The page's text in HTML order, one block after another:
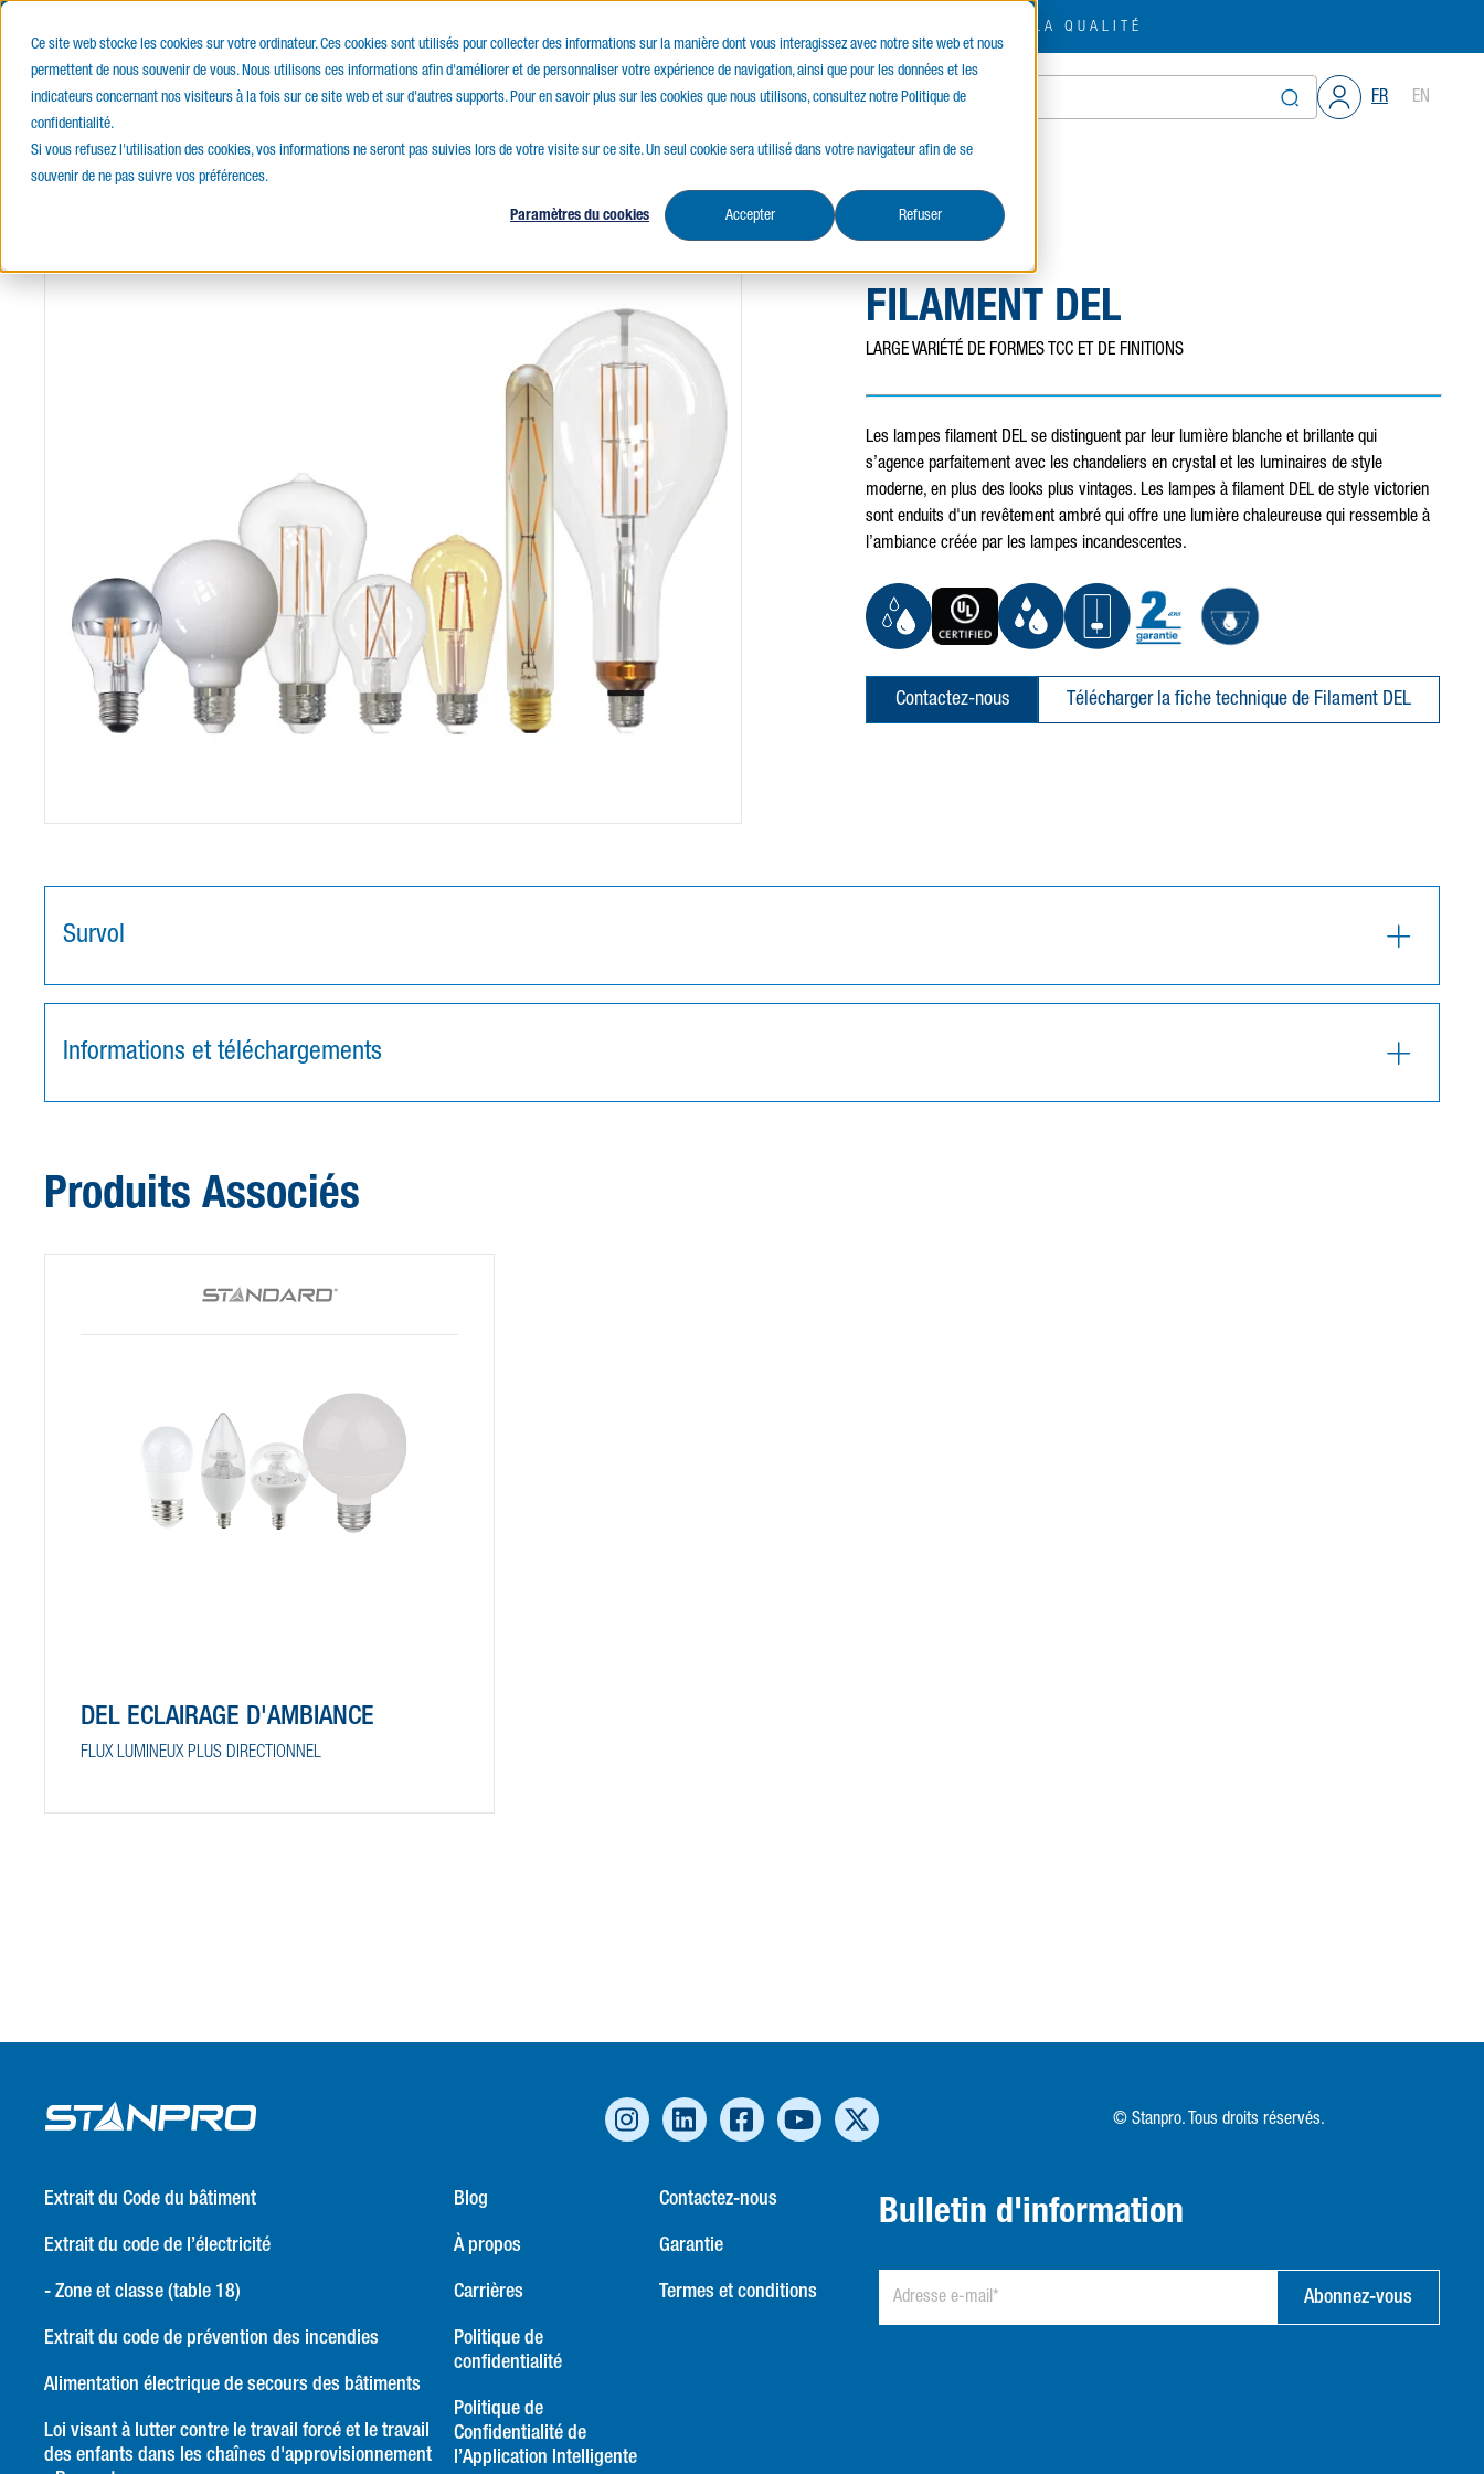
Ce site web stocke les cookies sur votre ordinateur. Ces cookies sont utilisés pour collecter des informations sur la manière dont vous interagissez avec notre site web et nous
permettent de nous souvenir de vous. Nous utilisons ces informations afin d'améliorer et de personnaliser votre expérience de navigation, ainsi que pour les données et les
indicateurs concernant nos visiteurs à la fois sur ce site web et sur d'autres supports. Pour en savoir plus sur les cookies que nous utilisons, consultez notre Politique de
confidentialité.
Si vous refusez l'utilisation des cookies, vos informations ne seront pas suivies lors de votre visite sur ce site. Un seul cookie sera utilisé dans votre navigateur afin de se
souvenir de ne pas suivre vos préférences.
Paramètres du cookies Accepter Refuser
OBSESSION POUR LA QUALITÉ
E-Catalogue Produits Services Ressources FR EN
Accueil Lampes, Ballasts & Transformateurs
FILAMENT DEL
LARGE VARIÉTÉ DE FORMES TCC ET DE FINITIONS
Les lampes filament DEL se distinguent par leur lumière blanche et brillante qui
s’agence parfaitement avec les chandeliers en crystal et les luminaires de style
moderne, en plus des looks plus vintages. Les lampes à filament DEL de style victorien
sont enduits d'un revêtement ambré qui offre une lumière chaleureuse qui ressemble à
l’ambiance créée par les lampes incandescentes.
Contactez-nous Télécharger la fiche technique de Filament DEL
Survol
Informations et téléchargements
Produits Associés
DEL ÉCLAIRAGE D'AMBIANCE
FLUX LUMINEUX PLUS DIRECTIONNEL
© Stanpro. Tous droits réservés.
Extrait du Code du bâtiment
Extrait du code de l’électricité
- Zone et classe (table 18)
Extrait du code de prévention des incendies
Alimentation électrique de secours des bâtiments
Loi visant à lutter contre le travail forcé et le travail
des enfants dans les chaînes d'approvisionnement
Blog
À propos
Carrières
Politique de
confidentialité
Politique de
Confidentialité de
l’Application Intelligente
Contactez-nous
Garantie
Termes et conditions
Bulletin d'information